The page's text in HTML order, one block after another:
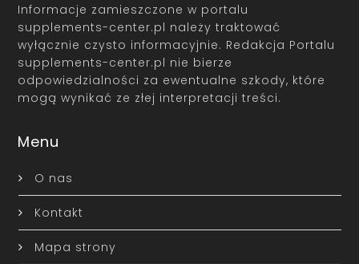
Informacje zamieszczone w portalu
supplements-center.pl należy traktować
wyłącznie czysto informacyjnie. Redakcja Portalu
supplements-center.pl nie bierze
odpowiedzialności za ewentualne szkody, które
mogą wynikać ze złej interpretacji treści.
Menu
O nas
Kontakt
Mapa strony